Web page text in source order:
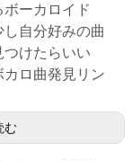
ーカロイド
自分好みの曲
つけたらいい
ロ曲発見リン
む